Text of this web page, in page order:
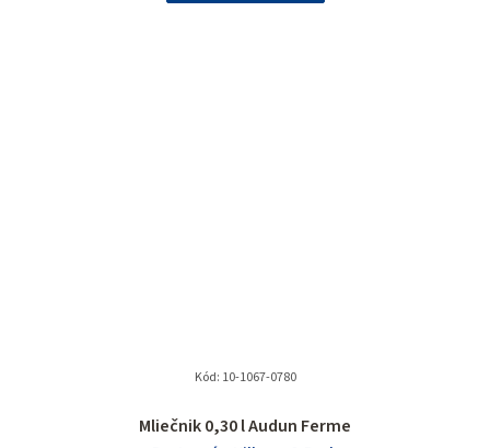
Mliečnik 0,30 l Audun Ferme
Kód: 10-1067-0780